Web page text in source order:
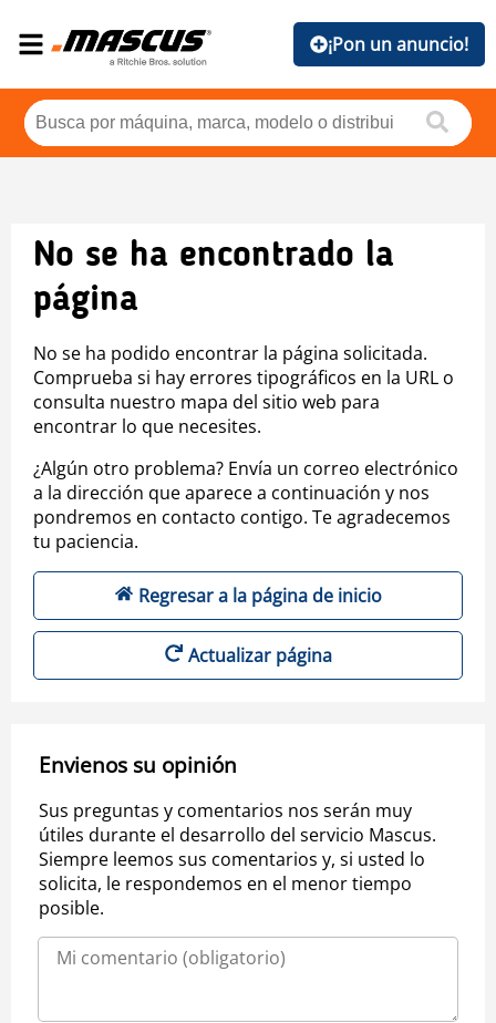
¡Pon un anuncio!
No se ha encontrado la
página
No se ha podido encontrar la página solicitada.
Comprueba si hay errores tipográficos en la URL o
consulta nuestro mapa del sitio web para
encontrar lo que necesites.
¿Algún otro problema? Envía un correo electrónico
a la dirección que aparece a continuación y nos
pondremos en contacto contigo. Te agradecemos
tu paciencia.
Regresar a la página de inicio
Actualizar página
Envienos su opinión
Sus preguntas y comentarios nos serán muy
útiles durante el desarrollo del servicio Mascus.
Siempre leemos sus comentarios y, si usted lo
solicita, le respondemos en el menor tiempo
posible.